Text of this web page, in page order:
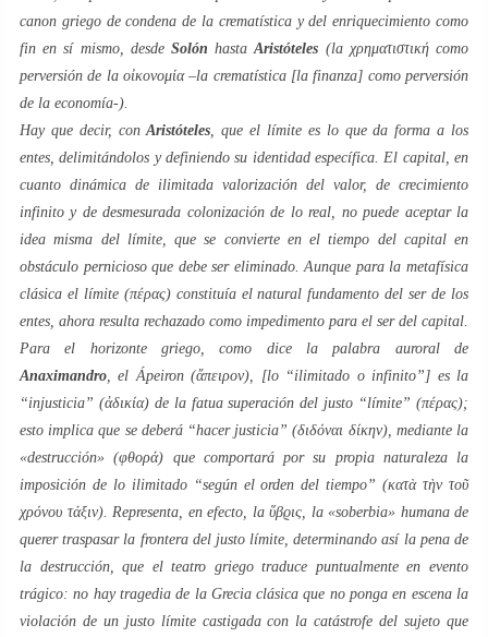
canon griego de condena de la crematística y del enriquecimiento como
fin en sí mismo, desde Solón hastaAristóteles (la χρηματιστική como
perversión de la οἰκονομία –la crematística [la finanza] como perversión
de la economía-).
Hay que decir, conAristóteles , que el límite es lo que da forma a los
entes, delimitándolos y definiendo su identidad específica. El capital, en
cuanto dinámica de ilimitada valorización del valor, de crecimiento
infinito y de desmesurada colonización de lo real , no puede aceptar la
idea misma del límite, que se convierte en el tiempo del capital en
obstáculo pernicioso que debe ser eliminado. Aunque para la metafísica
clásica el límite(πέρας) constituía el natural fundamento delserde los
entes, ahora resulta rechazado como impedimento para el serdel capital.
Para el horizonte griego, como dice la palabra auroral de
Anaximandro , el Ápeiron(ἄπειρον), [lo “ilimitado o infinito”] es la
“injusticia” (ἀδικία) de la fatua superación del justo “límite” (πέρας);
esto implica que se deberá “hacer justicia” (διδόναι δίκην), mediante la
«destrucción» (φθορά) que comportará por su propia naturaleza la
imposición de lo ilimitado “según el orden del tiempo” (κατὰ τὴν τοῦ
χρόνου τάξιν). Representa, en efecto, la ὕβϱις, la «soberbia» humana de
querer traspasar la frontera del justo límite , determinando así la pena de
la destrucción, que el teatro griego traduce puntualmente en evento
trágico: no hay tragedia de la Grecia clásica que no ponga en escena la
violación de un justo límitecastigada con la catástrofe del sujeto que